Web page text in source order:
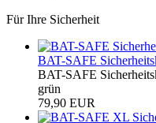
Für Ihre Sicherheit
BAT-SAFE
BAT-SAFE
grün
79,90 EUR